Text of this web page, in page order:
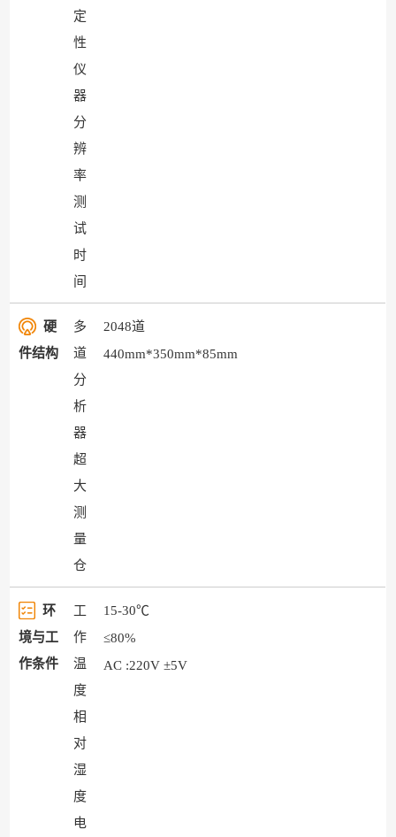
定
性
仪
器
分
辨
率
测
试
时
间
硬
件结构
多
道
分
析
器
超
大
测
量
仓
2048道
440mm*350mm*85mm
环
境与工
作条件
工
作
温
度
相
对
湿
度
电
15-30℃
≤80%
AC :220V ±5V